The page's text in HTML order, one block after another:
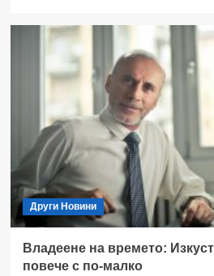
Други Новини
Владеене на времето:
повече с по-малко